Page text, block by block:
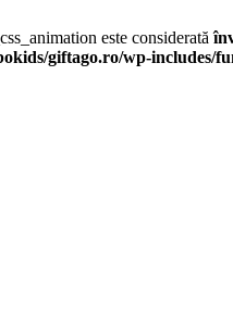
este considerată
giftago.ro/wp-includes/